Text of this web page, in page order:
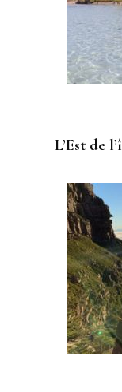
L’Est de